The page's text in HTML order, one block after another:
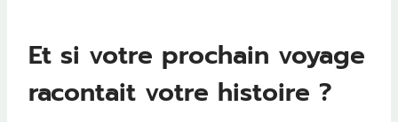
Et si votre prochain voyage
racontait votre histoire ?